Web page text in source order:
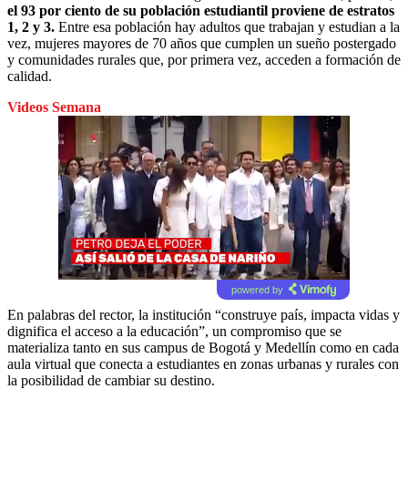
el 93 por ciento de su población estudiantil proviene de estratos
1, 2 y 3. Entre esa población hay adultos que trabajan y estudian a la
vez, mujeres mayores de 70 años que cumplen un sueño postergado
y comunidades rurales que, por primera vez, acceden a formación de
calidad.
Videos Semana
powered by
En palabras del rector, la institución “construye país, impacta vidas y
dignifica el acceso a la educación”, un compromiso que se
materializa tanto en sus campus de Bogotá y Medellín como en cada
aula virtual que conecta a estudiantes en zonas urbanas y rurales con
la posibilidad de cambiar su destino.